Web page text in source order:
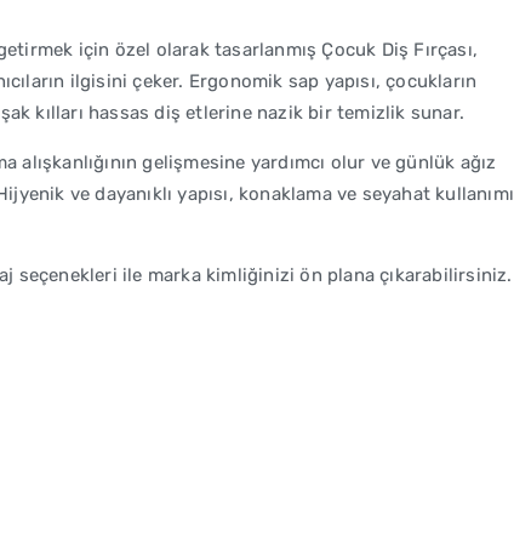
için özel olarak tasarlanmış Çocuk Diş Fırçası,
ilgisini çeker. Ergonomik sap yapısı, çocukların
kılları hassas diş etlerine nazik bir temizlik sunar.
gelişmesine yardımcı olur ve günlük ağız
ve dayanıklı yapısı, konaklama ve seyahat kullanımı
seçenekleri ile marka kimliğinizi ön plana çıkarabilirsiniz.